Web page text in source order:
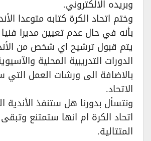
وبريده الالكتروني.
وختم اتحاد الكرة كتابه متوعدا
بأنه في حال عدم تعيين مديرا
يتم قبول ترشيح اي شخص من
الدورات التدريبية المحلية
بالاضافة الى ورشات العمل التي
الاتحاد.
ونتسأل بدورنا هل ستنفذ الأندية
اتحاد الكرة ام انها ستمتنع
المتتالية.